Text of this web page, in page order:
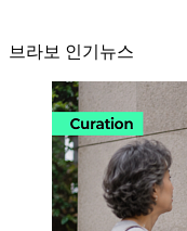
브라보 인기뉴스